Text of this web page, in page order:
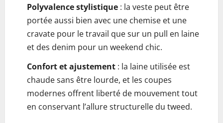
Polyvalence stylistique : la veste peut être
portée aussi bien avec une chemise et une
cravate pour le travail que sur un pull en laine
et des denim pour un weekend chic.
Confort et ajustement : la laine utilisée est
chaude sans être lourde, et les coupes
modernes offrent liberté de mouvement tout
en conservant l’allure structurelle du tweed.